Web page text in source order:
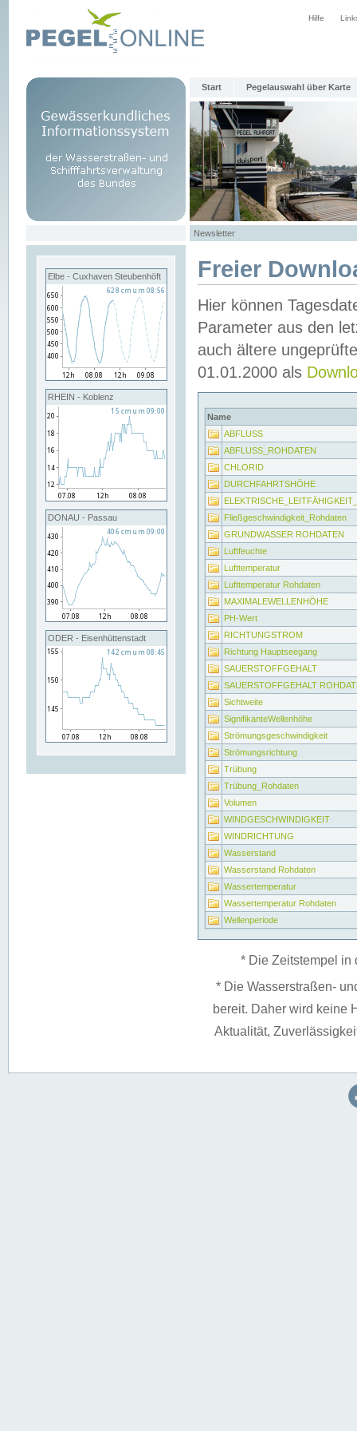
Hilfe
Start Pegelauswahl über Karte
Newsletter
Elbe - Cuxhaven Steubenhöft
RHEIN - Koblenz
DONAU - Passau
ODER - Eisenhüttenstadt
Freier
Hier können
Parameter aus den
auch ältere
01.01.2000 als
Name
ABFLUSS
ABFLUSS_ROHDATEN
CHLORID
DURCHFAHRTSHÖHE
Fließgeschwindigkeit_Rohdaten
GRUNDWASSER ROHDATEN
Luftfeuchte
Lufttemperatur
Lufttemperatur Rohdaten
MAXIMALEWELLENHÖHE
PH-Wert
RICHTUNGSTROM
Richtung Hauptseegang
SAUERSTOFFGEHALT
SAUERSTOFFGEHALT
Sichtweite
SignifikanteWellenhöhe
Strömungsgeschwindigkeit
Strömungsrichtung
Trübung
Trübung_Rohdaten
Volumen
WINDGESCHWINDIGKEIT
WINDRICHTUNG
Wasserstand
Wasserstand Rohdaten
Wassertemperatur
Wassertemperatur Rohdaten
Wellenperiode
* Die Zeitstempel in
* Die Wasserstraßen-
bereit. Daher wird keine
Aktualität,